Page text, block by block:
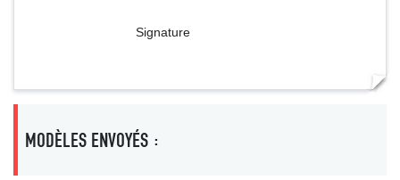
Signature
MODÈLES ENVOYÉS :